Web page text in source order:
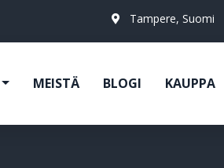
Tampere, Suomi
MEISTÄ BLOGI KAUPPA